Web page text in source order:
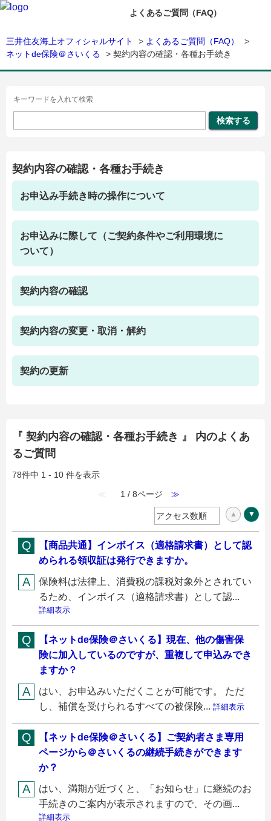
よくあるご質問（FAQ）
三井住友海上オフィシャルサイト > よくあるご質問（FAQ）
>
ネットde保険＠さいくる
> 契約内容の確認・各種お手続き
キーワードを入れて検索
契約内容の確認・各種お手続き
お申込み手続き時の操作について
お申込みに際して（ご契約条件やご利用環境に
ついて）
契約内容の確認
契約内容の変更・取消・解約
契約の更新
『 契約内容の確認・各種お手続き 』 内のよくあ
るご質問
78件中 1 - 10 件を表示
≪
1 / 8ページ ≫
【商品共通】インボイス（適格請求書）として認
められる領収証は発行できますか。
保険料は法律上、消費税の課税対象外とされてい
るため、インボイス（適格請求書）として認...
詳細表示
【ネットde保険＠さいくる】現在、他の傷害保
険に加入しているのですが、重複して申込みでき
ますか？
はい、お申込みいただくことが可能です。 ただ
し、補償を受けられるすべての被保険... 詳細表示
【ネットde保険＠さいくる】ご契約者さま専用
ページから＠さいくるの継続手続きができます
か？
はい、満期が近づくと、「お知らせ」に継続のお
手続きのご案内が表示されますので、その画...
詳細表示